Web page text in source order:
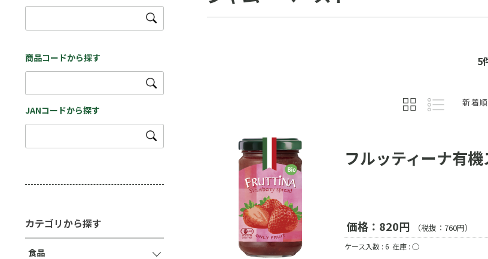
商品コードから探す
JANコードから探す
カテゴリから探す
食品
新着順
5
フルッティーナ有
価格：820円 （税抜：760円）
ケース入数 : 6 在庫 : ○